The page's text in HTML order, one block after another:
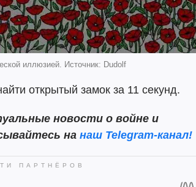
иллюзией. Источник: Dudolf
открытый замок за 11 секунд.
новости о войне и
на наш Telegram-канал!